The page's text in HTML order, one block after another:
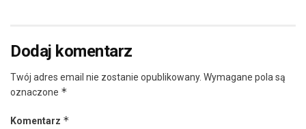
Dodaj komentarz
Twój adres email nie zostanie opublikowany. Wymagane pola są
oznaczone *
Komentarz *